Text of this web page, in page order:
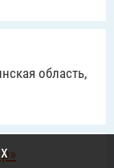
область,